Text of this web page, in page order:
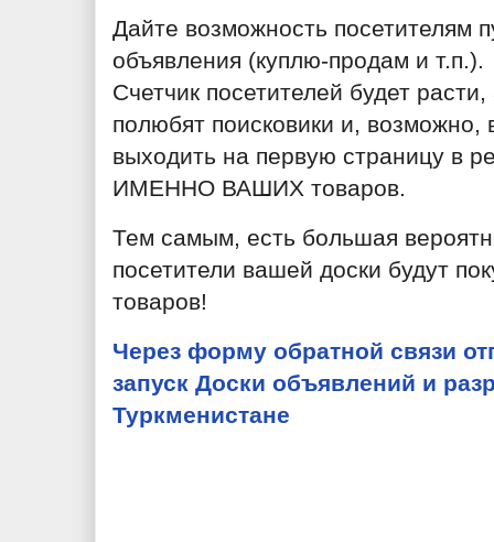
Дайте возможность посетителям
объявления (куплю-продам и т.п.).
Счетчик посетителей будет
полюбят поисковики и, возможно,
выходить на первую страницу в
ИМЕННО ВАШИХ товаров.
Тем самым, есть большая
посетители вашей доски будут
товаров!
Через форму обратной связи
запуск Доски объявлений и
Туркменистане